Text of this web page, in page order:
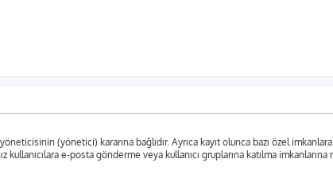
(yönetici) kararına bağlıdır. Ayrıca kayıt olunca bazı özel
e-posta gönderme veya kullanıcı gruplarına katılma imkanlarına